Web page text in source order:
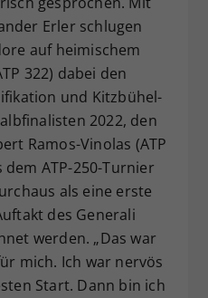
Erler schlugen
auf heimischem
322) dabei den
und Kitzbühel-
2022, den
Ramos-Vinolas (ATP
dem ATP-250-Turnier
als eine erste
des Generali
werden. „Das war
mich. Ich war nervös
Start. Dann bin ich
Ihre Consent-
Unter anderem eine
Ihrer
Einstellungen, falls der
dies eingestellt